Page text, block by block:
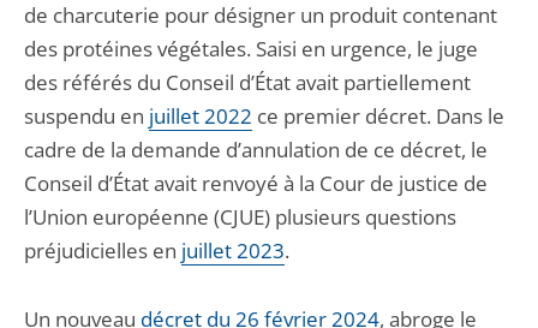
de charcuterie pour désigner un produit contenant
des protéines végétales. Saisi en urgence, le juge
des référés du Conseil d’État avait partiellement
suspendu en juillet 2022 ce premier décret. Dans le
cadre de la demande d’annulation de ce décret, le
Conseil d’État avait renvoyé à la Cour de justice de
l’Union européenne (CJUE) plusieurs questions
préjudicielles en juillet 2023.
Un nouveau décret du 26 février 2024, abroge le